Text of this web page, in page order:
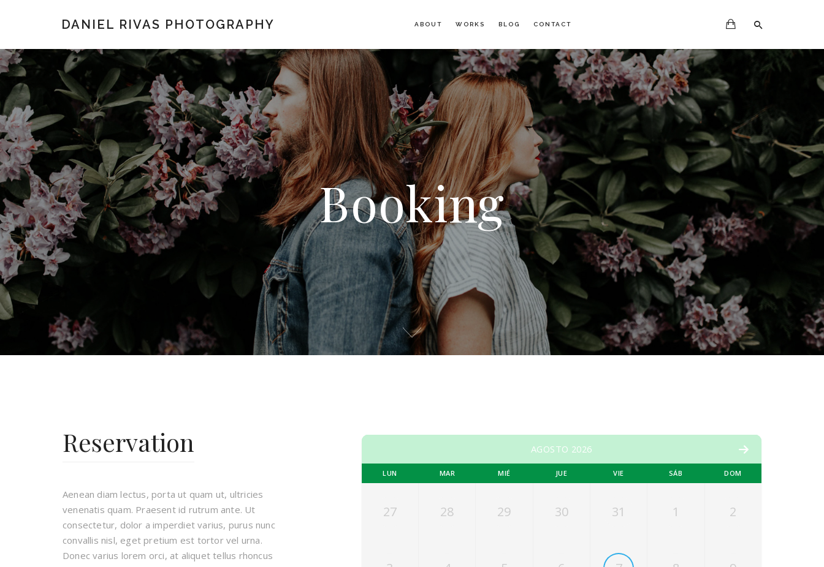
DANIEL RIVAS PHOTOGRAPHY ABOUT WORKS BLOG CONTACT
Booking
Reservation
Aenean diam lectus, porta ut quam ut, ultricies
venenatis quam. Praesent id rutrum ante. Ut
consectetur, dolor a imperdiet varius, purus nunc
convallis nisl, eget pretium est tortor vel urna.
Donec varius lorem orci, at aliquet tellus rhoncus
AGOSTO 2026
LUN MAR MIÉ JUE VIE SÁB DOM
27 28 29 30 31 1 2